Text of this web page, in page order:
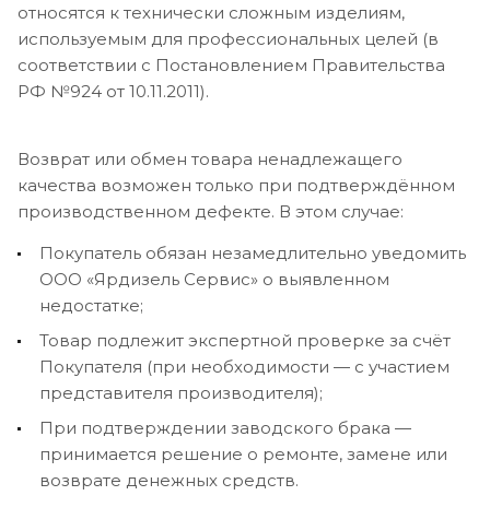
относятся к технически сложным изделиям,
используемым для профессиональных целей (в
соответствии с Постановлением Правительства
РФ №924 от 10.11.2011).
Возврат или обмен товара ненадлежащего
качества возможен только при подтверждённом
производственном дефекте. В этом случае:
Покупатель обязан незамедлительно уведомить
ООО «Ярдизель Сервис» о выявленном
недостатке;
Товар подлежит экспертной проверке за счёт
Покупателя (при необходимости — с участием
представителя производителя);
При подтверждении заводского брака —
принимается решение о ремонте, замене или
возврате денежных средств.